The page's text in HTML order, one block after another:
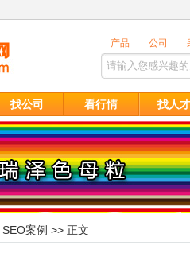
找公司 看行情 找人才
SEO案例 >> 正文